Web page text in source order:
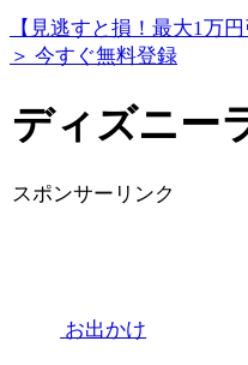
【見逃すと損！最大1万
＞ 今すぐ無料登録
ディズニー
スポンサーリンク
お出かけ